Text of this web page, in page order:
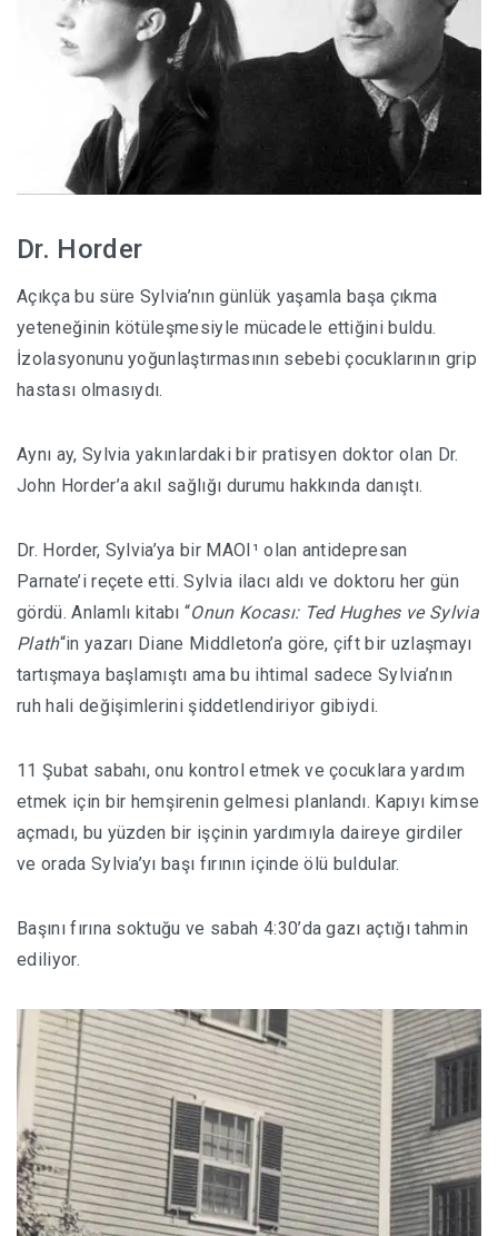
Dr. Horder
Açıkça bu süre Sylvia’nın günlük yaşamla başa çıkma
yeteneğinin kötüleşmesiyle mücadele ettiğini buldu.
İzolasyonunu yoğunlaştırmasının sebebi çocuklarının grip
hastası olmasıydı.
Aynı ay, Sylvia yakınlardaki bir pratisyen doktor olan Dr.
John Horder’a akıl sağlığı durumu hakkında danıştı.
Dr. Horder, Sylvia’ya bir MAOI¹ olan antidepresan
Parnate’i reçete etti. Sylvia ilacı aldı ve doktoru her gün
gördü. Anlamlı kitabı “Onun Kocası: Ted Hughes ve Sylvia
Plath“in yazarı Diane Middleton’a göre, çift bir uzlaşmayı
tartışmaya başlamıştı ama bu ihtimal sadece Sylvia’nın
ruh hali değişimlerini şiddetlendiriyor gibiydi.
11 Şubat sabahı, onu kontrol etmek ve çocuklara yardım
etmek için bir hemşirenin gelmesi planlandı. Kapıyı kimse
açmadı, bu yüzden bir işçinin yardımıyla daireye girdiler
ve orada Sylvia’yı başı fırının içinde ölü buldular.
Başını fırına soktuğu ve sabah 4:30’da gazı açtığı tahmin
ediliyor.